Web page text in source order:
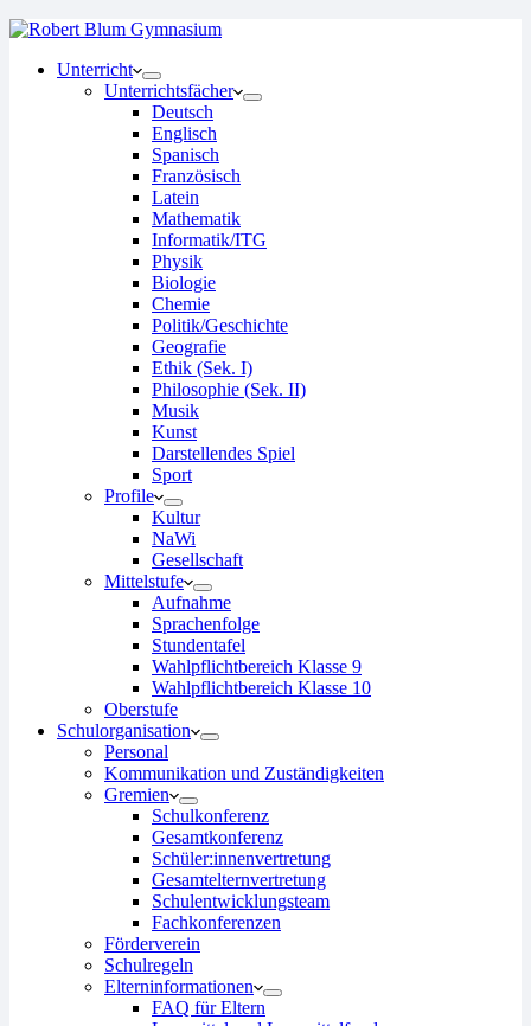
Unterricht
Unterrichtsfächer
Deutsch
Englisch
Spanisch
Französisch
Latein
Mathematik
Informatik/ITG
Physik
Biologie
Chemie
Politik/Geschichte
Geografie
Ethik (Sek. I)
Philosophie (Sek. II)
Musik
Kunst
Darstellendes Spiel
Sport
Profile
Kultur
NaWi
Gesellschaft
Mittelstufe
Aufnahme
Sprachenfolge
Stundentafel
Wahlpflichtbereich Klasse 9
Wahlpflichtbereich Klasse 10
Oberstufe
Schulorganisation
Personal
Kommunikation und Zuständigkeiten
Gremien
Schulkonferenz
Gesamtkonferenz
Schüler:innenvertretung
Gesamtelternvertretung
Schulentwicklungsteam
Fachkonferenzen
Förderverein
Schulregeln
Elterninformationen
FAQ für Eltern